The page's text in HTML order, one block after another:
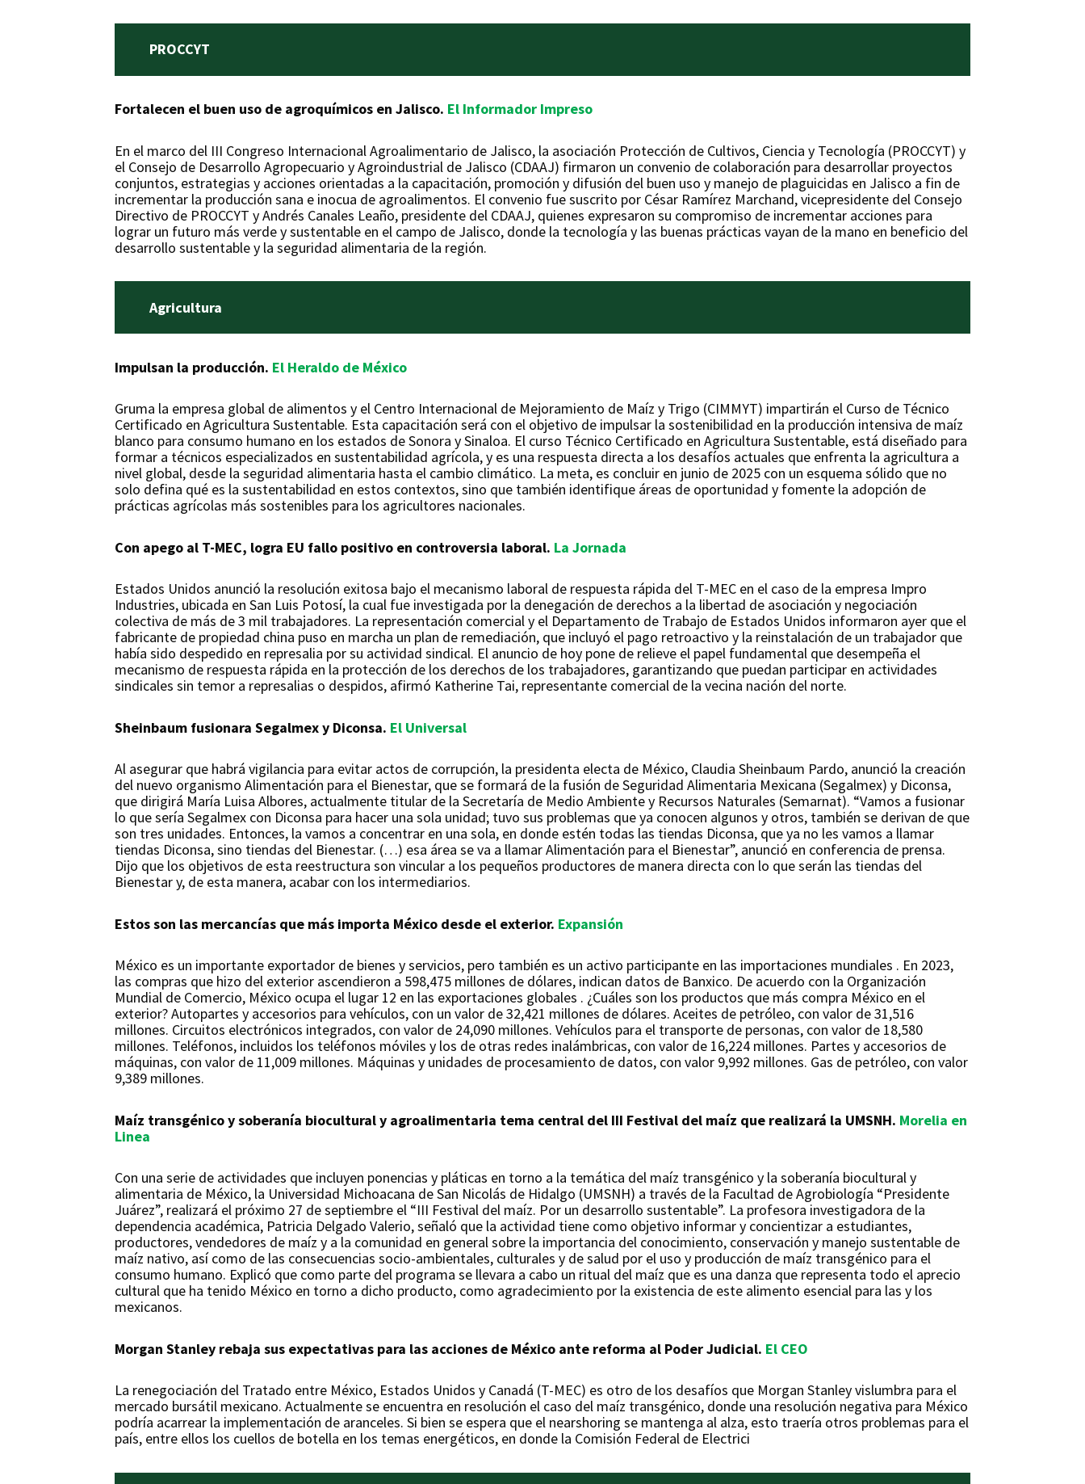
PROCCYT
Fortalecen el buen uso de agroquímicos en Jalisco. El Informador Impreso
En el marco del III Congreso Internacional Agroalimentario de Jalisco, la asociación Protección de Cultivos, Ciencia y Tecnología (PROCCYT) y
el Consejo de Desarrollo Agropecuario y Agroindustrial de Jalisco (CDAAJ) firmaron un convenio de colaboración para desarrollar proyectos
conjuntos, estrategias y acciones orientadas a la capacitación, promoción y difusión del buen uso y manejo de plaguicidas en Jalisco a fin de
incrementar la producción sana e inocua de agroalimentos. El convenio fue suscrito por César Ramírez Marchand, vicepresidente del Consejo
Directivo de PROCCYT y Andrés Canales Leaño, presidente del CDAAJ, quienes expresaron su compromiso de incrementar acciones para
lograr un futuro más verde y sustentable en el campo de Jalisco, donde la tecnología y las buenas prácticas vayan de la mano en beneficio del
desarrollo sustentable y la seguridad alimentaria de la región.
Agricultura
Impulsan la producción. El Heraldo de México
Gruma la empresa global de alimentos y el Centro Internacional de Mejoramiento de Maíz y Trigo (CIMMYT) impartirán el Curso de Técnico
Certificado en Agricultura Sustentable. Esta capacitación será con el objetivo de impulsar la sostenibilidad en la producción intensiva de maíz
blanco para consumo humano en los estados de Sonora y Sinaloa. El curso Técnico Certificado en Agricultura Sustentable, está diseñado para
formar a técnicos especializados en sustentabilidad agrícola, y es una respuesta directa a los desafíos actuales que enfrenta la agricultura a
nivel global, desde la seguridad alimentaria hasta el cambio climático. La meta, es concluir en junio de 2025 con un esquema sólido que no
solo defina qué es la sustentabilidad en estos contextos, sino que también identifique áreas de oportunidad y fomente la adopción de
prácticas agrícolas más sostenibles para los agricultores nacionales.
Con apego al T-MEC, logra EU fallo positivo en controversia laboral. La Jornada
Estados Unidos anunció la resolución exitosa bajo el mecanismo laboral de respuesta rápida del T-MEC en el caso de la empresa Impro
Industries, ubicada en San Luis Potosí, la cual fue investigada por la denegación de derechos a la libertad de asociación y negociación
colectiva de más de 3 mil trabajadores. La representación comercial y el Departamento de Trabajo de Estados Unidos informaron ayer que el
fabricante de propiedad china puso en marcha un plan de remediación, que incluyó el pago retroactivo y la reinstalación de un trabajador que
había sido despedido en represalia por su actividad sindical. El anuncio de hoy pone de relieve el papel fundamental que desempeña el
mecanismo de respuesta rápida en la protección de los derechos de los trabajadores, garantizando que puedan participar en actividades
sindicales sin temor a represalias o despidos, afirmó Katherine Tai, representante comercial de la vecina nación del norte.
Sheinbaum fusionara Segalmex y Diconsa. El Universal
Al asegurar que habrá vigilancia para evitar actos de corrupción, la presidenta electa de México, Claudia Sheinbaum Pardo, anunció la creación
del nuevo organismo Alimentación para el Bienestar, que se formará de la fusión de Seguridad Alimentaria Mexicana (Segalmex) y Diconsa,
que dirigirá María Luisa Albores, actualmente titular de la Secretaría de Medio Ambiente y Recursos Naturales (Semarnat). “Vamos a fusionar
lo que sería Segalmex con Diconsa para hacer una sola unidad; tuvo sus problemas que ya conocen algunos y otros, también se derivan de que
son tres unidades. Entonces, la vamos a concentrar en una sola, en donde estén todas las tiendas Diconsa, que ya no les vamos a llamar
tiendas Diconsa, sino tiendas del Bienestar. (…) esa área se va a llamar Alimentación para el Bienestar”, anunció en conferencia de prensa.
Dijo que los objetivos de esta reestructura son vincular a los pequeños productores de manera directa con lo que serán las tiendas del
Bienestar y, de esta manera, acabar con los intermediarios.
Estos son las mercancías que más importa México desde el exterior. Expansión
México es un importante exportador de bienes y servicios, pero también es un activo participante en las importaciones mundiales . En 2023,
las compras que hizo del exterior ascendieron a 598,475 millones de dólares, indican datos de Banxico. De acuerdo con la Organización
Mundial de Comercio, México ocupa el lugar 12 en las exportaciones globales . ¿Cuáles son los productos que más compra México en el
exterior? Autopartes y accesorios para vehículos, con un valor de 32,421 millones de dólares. Aceites de petróleo, con valor de 31,516
millones. Circuitos electrónicos integrados, con valor de 24,090 millones. Vehículos para el transporte de personas, con valor de 18,580
millones. Teléfonos, incluidos los teléfonos móviles y los de otras redes inalámbricas, con valor de 16,224 millones. Partes y accesorios de
máquinas, con valor de 11,009 millones. Máquinas y unidades de procesamiento de datos, con valor 9,992 millones. Gas de petróleo, con valor
9,389 millones.
Maíz transgénico y soberanía biocultural y agroalimentaria tema central del III Festival del maíz que realizará la UMSNH. Morelia en
Linea
Con una serie de actividades que incluyen ponencias y pláticas en torno a la temática del maíz transgénico y la soberanía biocultural y
alimentaria de México, la Universidad Michoacana de San Nicolás de Hidalgo (UMSNH) a través de la Facultad de Agrobiología “Presidente
Juárez”, realizará el próximo 27 de septiembre el “III Festival del maíz. Por un desarrollo sustentable”. La profesora investigadora de la
dependencia académica, Patricia Delgado Valerio, señaló que la actividad tiene como objetivo informar y concientizar a estudiantes,
productores, vendedores de maíz y a la comunidad en general sobre la importancia del conocimiento, conservación y manejo sustentable de
maíz nativo, así como de las consecuencias socio-ambientales, culturales y de salud por el uso y producción de maíz transgénico para el
consumo humano. Explicó que como parte del programa se llevara a cabo un ritual del maíz que es una danza que representa todo el aprecio
cultural que ha tenido México en torno a dicho producto, como agradecimiento por la existencia de este alimento esencial para las y los
mexicanos.
Morgan Stanley rebaja sus expectativas para las acciones de México ante reforma al Poder Judicial. El CEO
La renegociación del Tratado entre México, Estados Unidos y Canadá (T-MEC) es otro de los desafíos que Morgan Stanley vislumbra para el
mercado bursátil mexicano. Actualmente se encuentra en resolución el caso del maíz transgénico, donde una resolución negativa para México
podría acarrear la implementación de aranceles. Si bien se espera que el nearshoring se mantenga al alza, esto traería otros problemas para el
país, entre ellos los cuellos de botella en los temas energéticos, en donde la Comisión Federal de Electrici